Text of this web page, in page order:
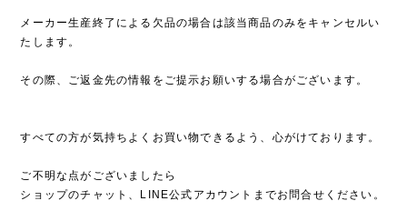
メーカー生産終了による欠品の場合は該当商品のみをキャンセルい
たします。
その際、ご返金先の情報をご提示お願いする場合がございます。
すべての方が気持ちよくお買い物できるよう、心がけております。
ご不明な点がございましたら
ショップのチャット、LINE公式アカウントまでお問合せください。